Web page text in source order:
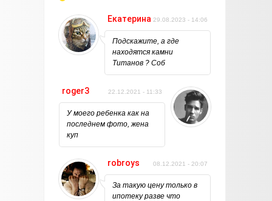
Екатерина 29.08.2023 - 14:06
Подскажите, а где
находятся камни
Титанов ? Соб
roger3 22.12.2021 - 11:33
У моего ребенка как на
последнем фото, жена
куп
robroys 08.12.2021 - 20:07
За такую цену только в
ипотеку разве что